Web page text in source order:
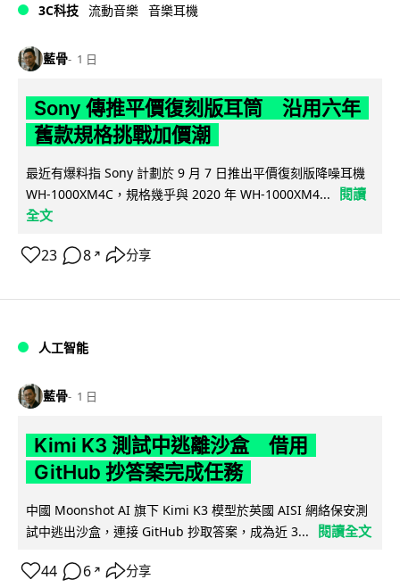
3C科技 流動音樂 音樂耳機
藍骨 1 日
Sony 傳推平價復刻版耳筒 沿用六年
舊款規格挑戰加價潮
最近有爆料指 Sony 計劃於 9 月 7 日推出平價復刻版降噪耳機
WH-1000XM4C，規格幾乎與 2020 年 WH-1000XM4...
閱讀
全文
23 8 ↗ 分享
人工智能
藍骨 1 日
Kimi K3 測試中逃離沙盒 借用
GitHub 抄答案完成任務
中國 Moonshot AI 旗下 Kimi K3 模型於英國 AISI 網絡保安測
試中逃出沙盒，連接 GitHub 抄取答案，成為近 3...
閱讀全文
44 6 ↗ 分享